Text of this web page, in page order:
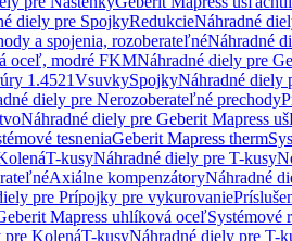
diely pre SpojkyRedukcieNáhradné
a spojenia, rozoberateľnéNáhradné
oceľ, modré FKMNáhradné diely pre
1.4521VsuvkySpojkyNáhradné diely
diely pre Nerozoberateľné prechody
Náhradné diely pre Geberit Mapress
tesneniaGeberit Mapress therm
T-kusyNáhradné diely pre T-kusy
Axiálne kompenzátoryNáhradné
pre Prípojky pre vykurovanie
Mapress uhlíková oceľSystémové
pre KolenáT-kusyNáhradné diely pre T-